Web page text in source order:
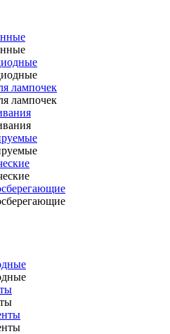
лампочек
лампочек